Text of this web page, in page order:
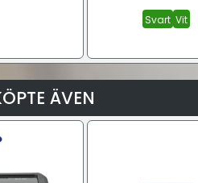
Svart Vit
ÄVEN